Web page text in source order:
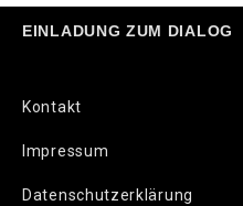
EINLADUNG ZUM DIALOG
Kontakt
Impressum
Datenschutzerklärung